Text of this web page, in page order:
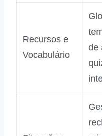
Recursos e
Vocabulário
de